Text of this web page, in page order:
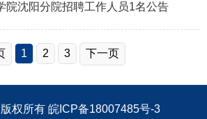
院沈阳分院招聘工作人员1名公告
1 2 3 下一页
版权所有 皖ICP备18007485号-3